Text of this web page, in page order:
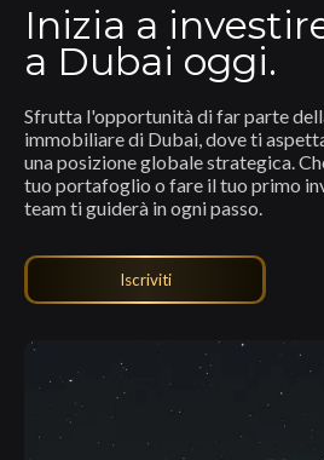
Inizia a
a Dubai oggi.
Sfrutta l'opportunità di far parte
immobiliare di Dubai, dove ti
una posizione globale strategica.
tuo portafoglio o fare il tuo primo
team ti guiderà in ogni passo.
Iscriviti